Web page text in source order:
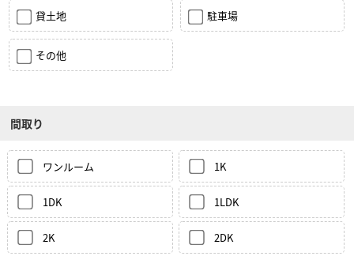
貸土地 駐車場
その他
間取り
ワンルーム 1K
1DK 1LDK
2K 2DK